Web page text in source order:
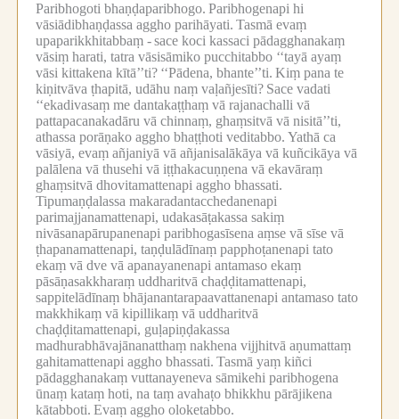
Paribhogoti bhaṇḍaparibhogo. Paribhogenapi hi
vāsiādibhaṇḍassa aggho parihāyati. Tasmā evaṃ
upaparikkhitabbaṃ -sace koci kassaci pādagghanakaṃ
vāsiṃ harati, tatra vāsisāmiko pucchitabbo ‘‘tayā ayaṃ
vāsi kittakena kītā’’ti? ‘‘Pādena, bhante’’ti. Kiṃ pana te
kiṇitvāva ṭhapitā, udāhu naṃ vaḷañjesīti? Sace vadati
‘‘ekadivasaṃ me dantakaṭṭhaṃ vā rajanachalli vā
pattapacanakadāru vā chinnaṃ, ghaṃsitvā vā nisitā’’ti,
athassa porāṇako aggho bhaṭṭhoti veditabbo. Yathā ca
vāsiyā, evaṃ añjaniyā vā añjanisalākāya vā kuñcikāya vā
palālena vā thusehi vā iṭṭhakacuṇṇena vā ekavāraṃ
ghaṃsitvā dhovitamattenapi aggho bhassati.
Tipumaṇḍalassa makaradantacchedanenapi
parimajjanamattenapi, udakasāṭakassa sakiṃ
nivāsanapārupanenapi paribhogasīsena aṃse vā sīse vā
ṭhapanamattenapi, taṇḍulādīnaṃ papphoṭanenapi tato
ekaṃ vā dve vā apanayanenapi antamaso ekaṃ
pāsāṇasakkharaṃ uddharitvā chaḍḍitamattenapi,
sappitelādīnaṃ bhājanantarapaavattanenapi antamaso tato
makkhikaṃ vā kipillikaṃ vā uddharitvā
chaḍḍitamattenapi, guḷapiṇḍakassa
madhurabhāvajānanatthaṃ nakhena vijjhitvā aṇumattaṃ
gahitamattenapi aggho bhassati. Tasmā yaṃ kiñci
pādagghanakaṃ vuttanayeneva sāmikehi paribhogena
ūnaṃ kataṃ hoti, na taṃ avahaṭo bhikkhu pārājikena
kātabboti. Evaṃ aggho oloketabbo.